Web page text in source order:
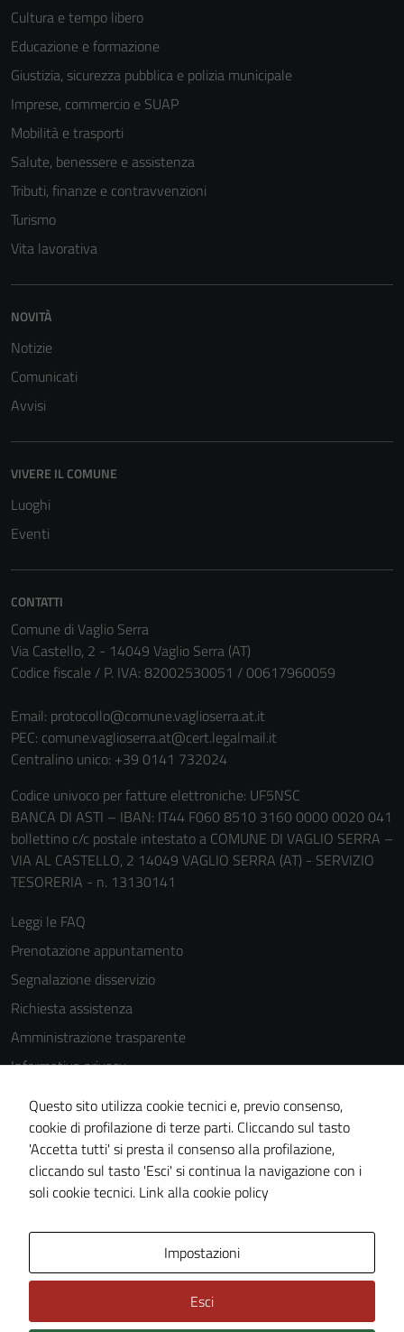
Cultura e tempo libero
Educazione e formazione
Giustizia, sicurezza pubblica e polizia municipale
Imprese, commercio e SUAP
Mobilità e trasporti
Salute, benessere e assistenza
Tributi, finanze e contravvenzioni
Turismo
Vita lavorativa
NOVITÀ
Notizie
Comunicati
Avvisi
VIVERE IL COMUNE
Luoghi
Eventi
CONTATTI
Comune di Vaglio Serra
Via Castello, 2 - 14049 Vaglio Serra (AT)
Codice fiscale / P. IVA: 82002530051 / 00617960059
Email: protocollo@comune.vaglioserra.at.it
PEC: comune.vaglioserra.at@cert.legalmail.it
Centralino unico: +39 0141 732024
Codice univoco per fatture elettroniche: UF5NSC
BANCA DI ASTI – IBAN: IT44 F060 8510 3160 0000 0020 041
bollettino c/c postale intestato a COMUNE DI VAGLIO SERRA –
VIA AL CASTELLO, 2 14049 VAGLIO SERRA (AT) - SERVIZIO
TESORERIA - n. 13130141
Leggi le FAQ
Prenotazione appuntamento
Segnalazione disservizio
Richiesta assistenza
Amministrazione trasparente
Informativa privacy
Cookie Policy
Note legali
Dichiarazione di accessibilità
Piano di miglioramento del sito
Questo sito utilizza cookie tecnici e, previo consenso,
cookie di profilazione di terze parti. Cliccando sul tasto
'Accetta tutti' si presta il consenso alla profilazione,
cliccando sul tasto 'Esci' si continua la navigazione con i
soli cookie tecnici. Link alla cookie policy
Impostazioni
Esci